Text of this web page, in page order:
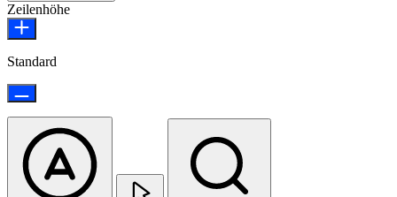
Zeilenhöhe
Standard